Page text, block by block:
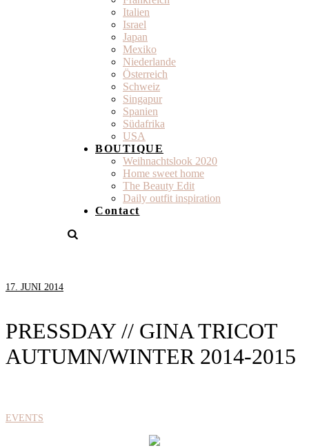
Italien
Israel
Japan
Mexiko
Niederlande
Österreich
Schweiz
Singapur
Spanien
Südafrika
USA
BOUTIQUE
Weihnachtslook 2020
Home sweet home
The Beauty Edit
Daily outfit inspiration
Contact
17. JUNI 2014
PRESSDAY // GINA TRICOT
AUTUMN/WINTER 2014-2015
EVENTS